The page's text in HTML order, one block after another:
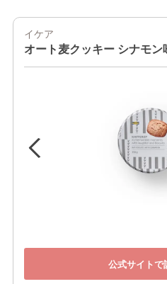
イケア
オート麦クッキー シナモン
公式サイトで